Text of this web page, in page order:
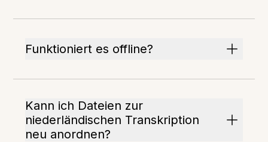
Funktioniert es offline?
Kann ich Dateien zur
niederländischen Transkription
neu anordnen?